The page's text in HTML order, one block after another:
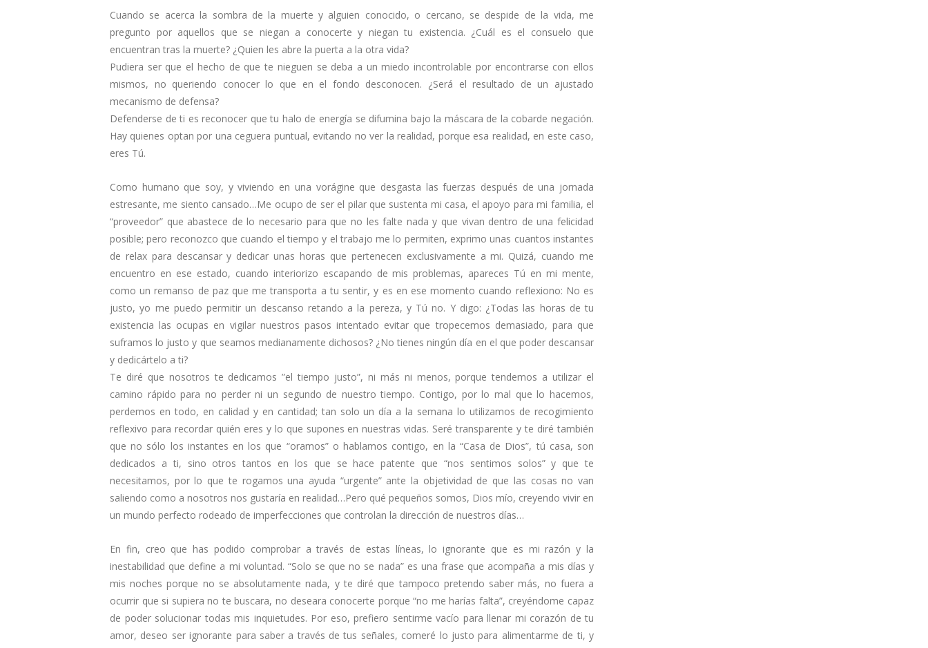
Cuando se acerca la sombra de la muerte y alguien conocido, o cercano, se despide de la vida, me
pregunto por aquellos que se niegan a conocerte y niegan tu existencia. ¿Cuál es el consuelo que
encuentran tras la muerte? ¿Quien les abre la puerta a la otra vida?
Pudiera ser que el hecho de que te nieguen se deba a un miedo incontrolable por encontrarse con ellos
mismos, no queriendo conocer lo que en el fondo desconocen. ¿Será el resultado de un ajustado
mecanismo de defensa?
Defenderse de ti es reconocer que tu halo de energía se difumina bajo la máscara de la cobarde negación.
Hay quienes optan por una ceguera puntual, evitando no ver la realidad, porque esa realidad, en este caso,
eres Tú.
Como humano que soy, y viviendo en una vorágine que desgasta las fuerzas después de una jornada
estresante, me siento cansado…Me ocupo de ser el pilar que sustenta mi casa, el apoyo para mi familia, el
“proveedor” que abastece de lo necesario para que no les falte nada y que vivan dentro de una felicidad
posible; pero reconozco que cuando el tiempo y el trabajo me lo permiten, exprimo unas cuantos instantes
de relax para descansar y dedicar unas horas que pertenecen exclusivamente a mi. Quizá, cuando me
encuentro en ese estado, cuando interiorizo escapando de mis problemas, apareces Tú en mi mente,
como un remanso de paz que me transporta a tu sentir, y es en ese momento cuando reflexiono: No es
justo, yo me puedo permitir un descanso retando a la pereza, y Tú no. Y digo: ¿Todas las horas de tu
existencia las ocupas en vigilar nuestros pasos intentado evitar que tropecemos demasiado, para que
suframos lo justo y que seamos medianamente dichosos? ¿No tienes ningún día en el que poder descansar
y dedicártelo a ti?
Te diré que nosotros te dedicamos ”el tiempo justo”, ni más ni menos, porque tendemos a utilizar el
camino rápido para no perder ni un segundo de nuestro tiempo. Contigo, por lo mal que lo hacemos,
perdemos en todo, en calidad y en cantidad; tan solo un día a la semana lo utilizamos de recogimiento
reflexivo para recordar quién eres y lo que supones en nuestras vidas. Seré transparente y te diré también
que no sólo los instantes en los que “oramos” o hablamos contigo, en la “Casa de Dios”, tú casa, son
dedicados a ti, sino otros tantos en los que se hace patente que “nos sentimos solos” y que te
necesitamos, por lo que te rogamos una ayuda “urgente” ante la objetividad de que las cosas no van
saliendo como a nosotros nos gustaría en realidad…Pero qué pequeños somos, Dios mío, creyendo vivir en
un mundo perfecto rodeado de imperfecciones que controlan la dirección de nuestros días…
En fin, creo que has podido comprobar a través de estas líneas, lo ignorante que es mi razón y la
inestabilidad que define a mi voluntad. “Solo se que no se nada” es una frase que acompaña a mis días y
mis noches porque no se absolutamente nada, y te diré que tampoco pretendo saber más, no fuera a
ocurrir que si supiera no te buscara, no deseara conocerte porque “no me harías falta”, creyéndome capaz
de poder solucionar todas mis inquietudes. Por eso, prefiero sentirme vacío para llenar mi corazón de tu
amor, deseo ser ignorante para saber a través de tus señales, comeré lo justo para alimentarme de ti, y